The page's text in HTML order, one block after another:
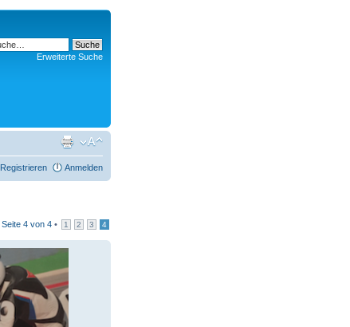
Erweiterte Suche
Registrieren Anmelden
Seite 4 von 4 • 1 2 3 4